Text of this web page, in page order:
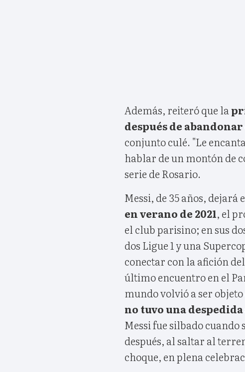
Además, reiteró que la
después de
conjunto culé. "Le
hablar de un montón de
serie de Rosario.
Messi, de 35 años,
en verano de 2021, el
el club parisino; en sus
dos Ligue 1 y una
conectar con la afición
último encuentro en el
mundo volvió a ser objeto
no tuvo una
Messi fue silbado
después, al saltar al
choque, en plena